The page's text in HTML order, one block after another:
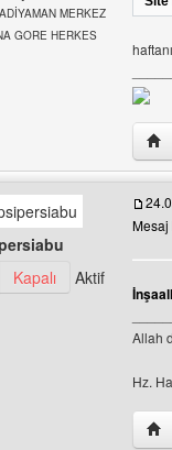
MERKEZ
GORE HERKES
Kullanıcının
Kapalı
Aktif
Mesaj
Allah
Hz.